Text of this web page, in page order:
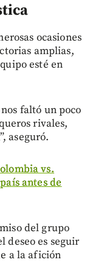
ocasiones
amplias,
esté en
faltó un poco
rivales,
aseguró.
vs.
antes de
del grupo
deseo es seguir
a la afición